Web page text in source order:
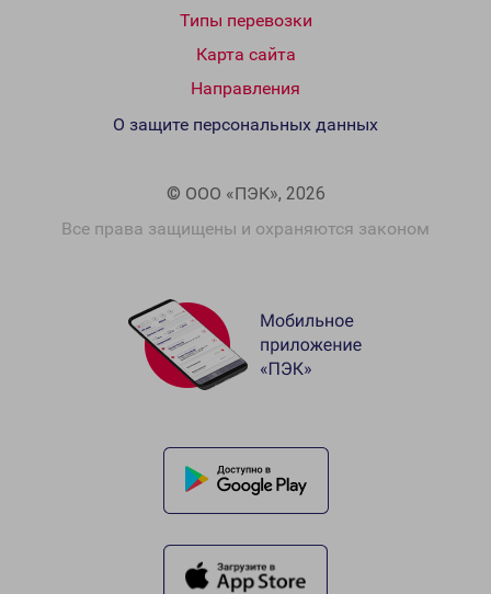
Типы перевозки
Карта сайта
Направления
© ООО «ПЭК», 2026
Все права защищены и охраняются законом
О защите персональных данных